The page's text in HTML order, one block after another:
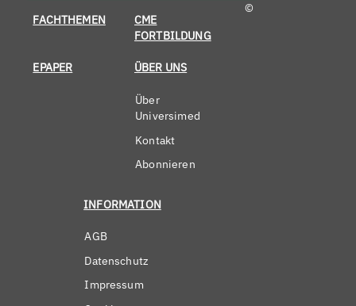
FACHTHEMEN
CME
FORTBILDUNG
EPAPER ÜBER UNS
Über
Universimed
Kontakt
Abonnieren
INFORMATION
AGB
Datenschutz
Impressum
©